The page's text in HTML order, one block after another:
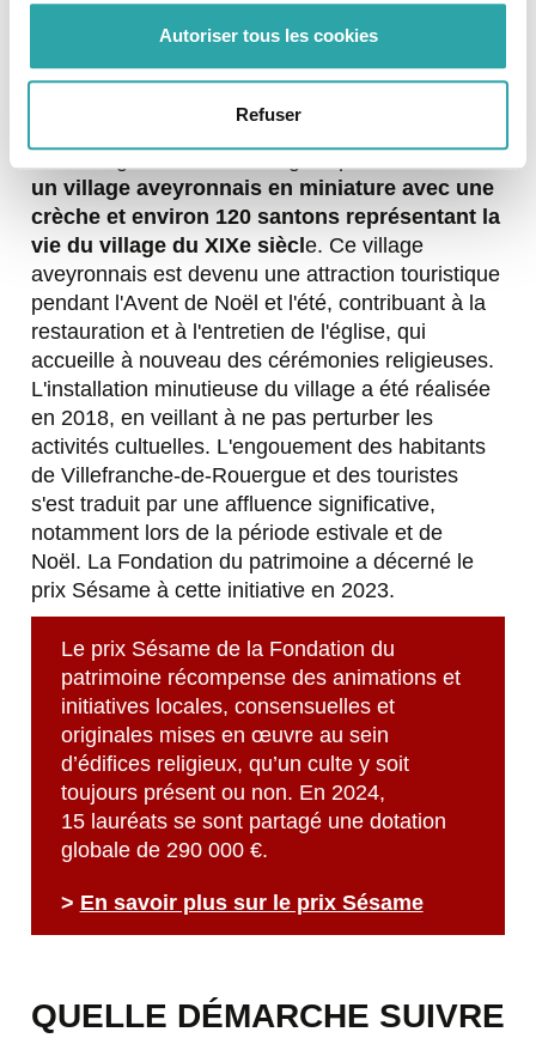
Autoriser tous les cookies
Refuser
l'association CAP Solidarité. Propriété de la
commune et consacrée au culte catholique,
réaménagé l'intérieur de l'église pouraccueillir
un village aveyronnais en miniature avec une
crèche et environ 120 santons représentant la
vie du village du XIXe siècle. Ce village
aveyronnais est devenu une attraction touristique
pendant l'Avent de Noël et l'été, contribuant à la
restauration et à l'entretien de l'église, qui
accueille à nouveau des cérémonies religieuses.
L'installation minutieuse du village a été réalisée
en 2018, en veillant à ne pas perturber les
activités cultuelles. L'engouement des habitants
de Villefranche-de-Rouergue et des touristes
s'est traduit par une affluence significative,
notamment lors de la période estivale et de
Noël. La Fondation du patrimoine a décerné le
prix Sésame à cette initiative en 2023.
Le prix Sésame de la Fondation du
patrimoine récompense des animations et
initiatives locales, consensuelles et
originales mises en œuvre au sein
d’édifices religieux, qu’un culte y soit
toujours présent ou non. En 2024,
15 lauréats se sont partagé une dotation
globale de 290 000 €.
> En savoir plus sur le prix Sésame
QUELLE DÉMARCHE SUIVRE